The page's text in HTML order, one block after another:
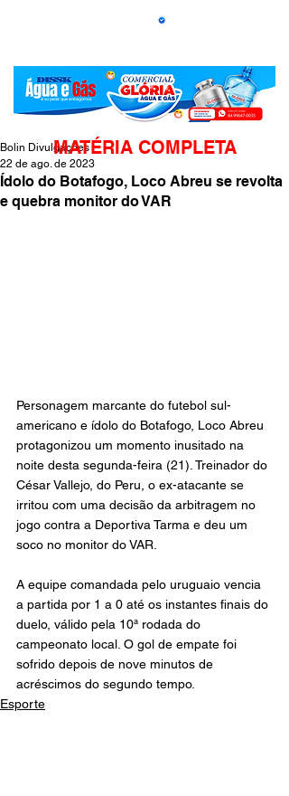
Ídolo do Botafogo, Loco Abreu se revolta
e quebra monitor do VAR
Bolin Divulgações
22 de ago. de 2023
Personagem marcante do futebol sul-
americano e ídolo do Botafogo, Loco Abreu
protagonizou um momento inusitado na
noite desta segunda-feira (21). Treinador do
César Vallejo, do Peru, o ex-atacante se
irritou com uma decisão da arbitragem no
jogo contra a Deportiva Tarma e deu um
soco no monitor do VAR.
A equipe comandada pelo uruguaio vencia
a partida por 1 a 0 até os instantes finais do
duelo, válido pela 10ª rodada do
campeonato local. O gol de empate foi
sofrido depois de nove minutos de
acréscimos do segundo tempo.
Esporte
MATÉRIA COMPLETA